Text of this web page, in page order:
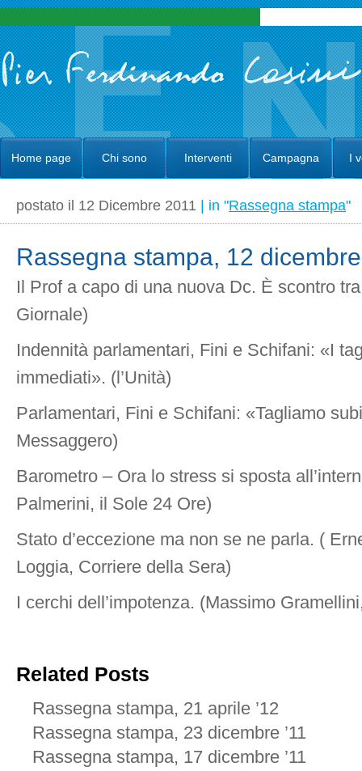
Home page Chi sono Interventi Campagna I
postato il 12 Dicembre 2011 | in "Rassegna stampa"
Rassegna stampa, 12 dicembre
Il Prof a capo di una nuova Dc. È scontro
Giornale)
Indennità parlamentari, Fini e Schifani: «I
immediati». (l’Unità)
Parlamentari, Fini e Schifani: «Tagliamo
Messaggero)
Barometro – Ora lo stress si sposta
Palmerini, il Sole 24 Ore)
Stato d’eccezione ma non se ne parla. (
Loggia, Corriere della Sera)
I cerchi dell’impotenza. (Massimo
Related Posts
Rassegna stampa, 21 aprile ’12
Rassegna stampa, 23 dicembre ’11
Rassegna stampa, 17 dicembre ’11